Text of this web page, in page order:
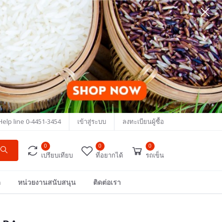
line 0-4451-3454 เข้าสู่ระบบ ลงทะเบียนผู้ซื้อ
0
เปรียบเทียบ
0
ที่อยากได้
0
รถเข็น
หน่วยงานสนับสนุน ติดต่อเรา